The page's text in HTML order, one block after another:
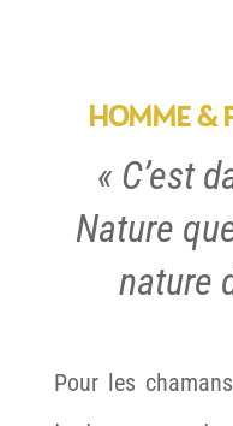
HOMME &
« C’est
Nature
nature
Pour les